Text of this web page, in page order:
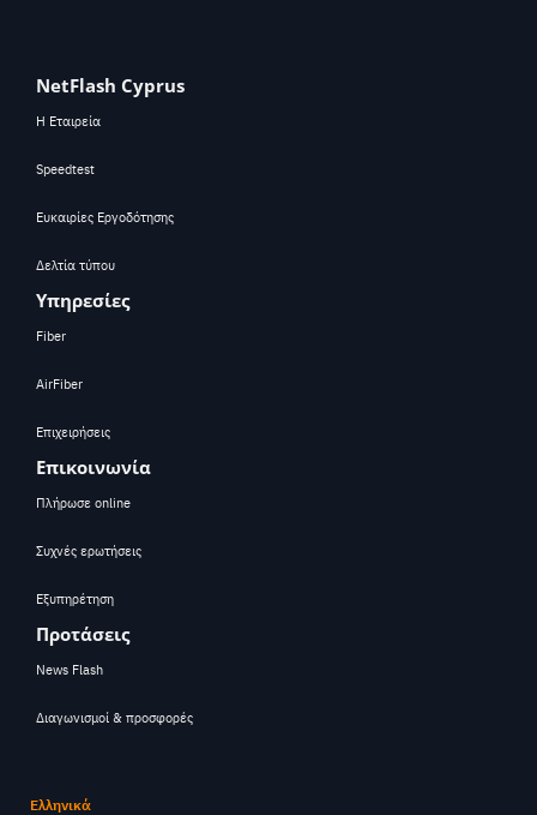
NetFlash Cyprus
Η Εταιρεία
Speedtest
Ευκαιρίες Εργοδότησης
Δελτία τύπου
Υπηρεσίες
Fiber
AirFiber
Επιχειρήσεις
Επικοινωνία
Πλήρωσε online
Συχνές ερωτήσεις
Εξυπηρέτηση
Προτάσεις
News Flash
Διαγωνισμοί & προσφορές
Ελληνικά